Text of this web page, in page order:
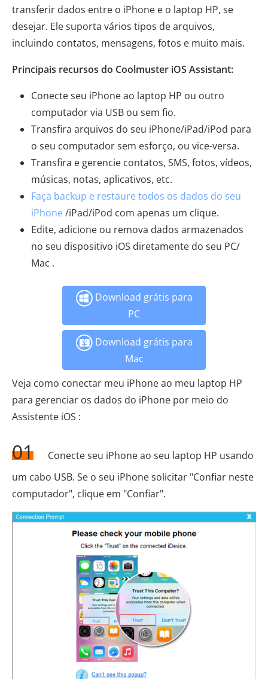
transferir dados entre o iPhone e o laptop HP, se
desejar. Ele suporta vários tipos de arquivos,
incluindo contatos, mensagens, fotos e muito mais.
Principais recursos do Coolmuster iOS Assistant:
Conecte seu iPhone ao laptop HP ou outro
computador via USB ou sem fio.
Transfira arquivos do seu iPhone/iPad/iPod para
o seu computador sem esforço, ou vice-versa.
Transfira e gerencie contatos, SMS, fotos, vídeos,
músicas, notas, aplicativos, etc.
Faça backup e restaure todos os dados do seu
iPhone /iPad/iPod com apenas um clique.
Edite, adicione ou remova dados armazenados
no seu dispositivo iOS diretamente do seu PC/
Mac .
Download grátis para
PC
Download grátis para
Mac
Veja como conectar meu iPhone ao meu laptop HP
para gerenciar os dados do iPhone por meio do
Assistente iOS :
01
Conecte seu iPhone ao seu laptop HP usando
um cabo USB. Se o seu iPhone solicitar "Confiar neste
computador", clique em "Confiar".